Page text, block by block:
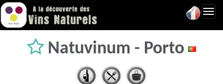
Natuvinum - Porto